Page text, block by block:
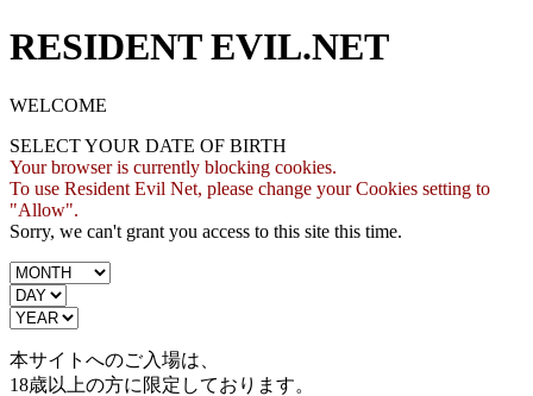
RESIDENT EVIL.NET
WELCOME
SELECT YOUR DATE OF BIRTH
Your browser is currently blocking cookies.
To use Resident Evil Net, please change your Cookies setting to
"Allow".
Sorry, we can't grant you access to this site this time.
本サイトへのご入場は、
18歳以上の方に限定しております。